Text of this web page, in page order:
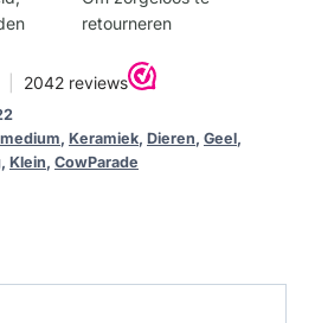
retourneren
, Keramiek, Dieren, Geel,
, Klein, CowParade